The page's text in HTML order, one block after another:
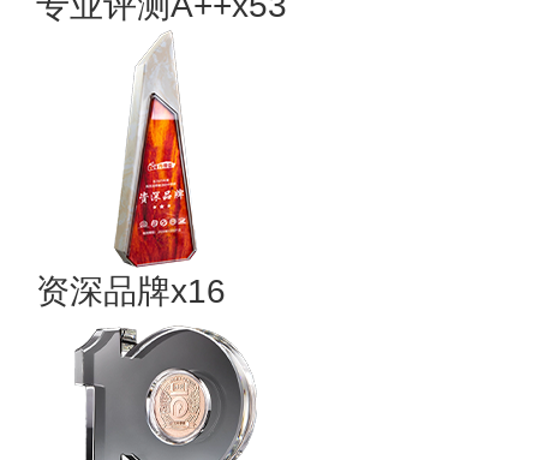
资深品牌x16